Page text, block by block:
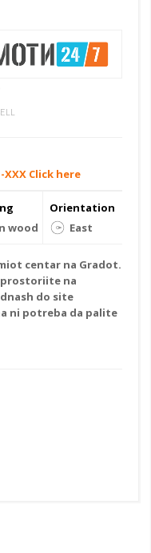
-XXX Click here
wood
Orientation
East
centar na Gradot.
prostoriite na
do site
ni potreba da palite